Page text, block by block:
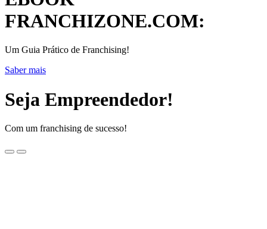
FRANCHIZONE.COM:
Um Guia Prático de Franchising!
Saber mais
Seja Empreendedor!
Com um franchising de sucesso!